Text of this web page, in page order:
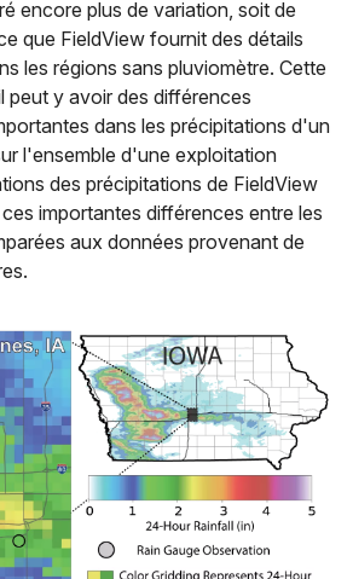
encore plus de variation, soit de
que FieldView fournit des détails
les régions sans pluviomètre. Cette
peut y avoir des différences
dans les précipitations d'un
l'ensemble d'une exploitation
des précipitations de FieldView
importantes différences entre les
aux données provenant de